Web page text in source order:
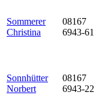
Sommerer
Christina
08167
6943-61
Sonnhütter
Norbert
08167
6943-22